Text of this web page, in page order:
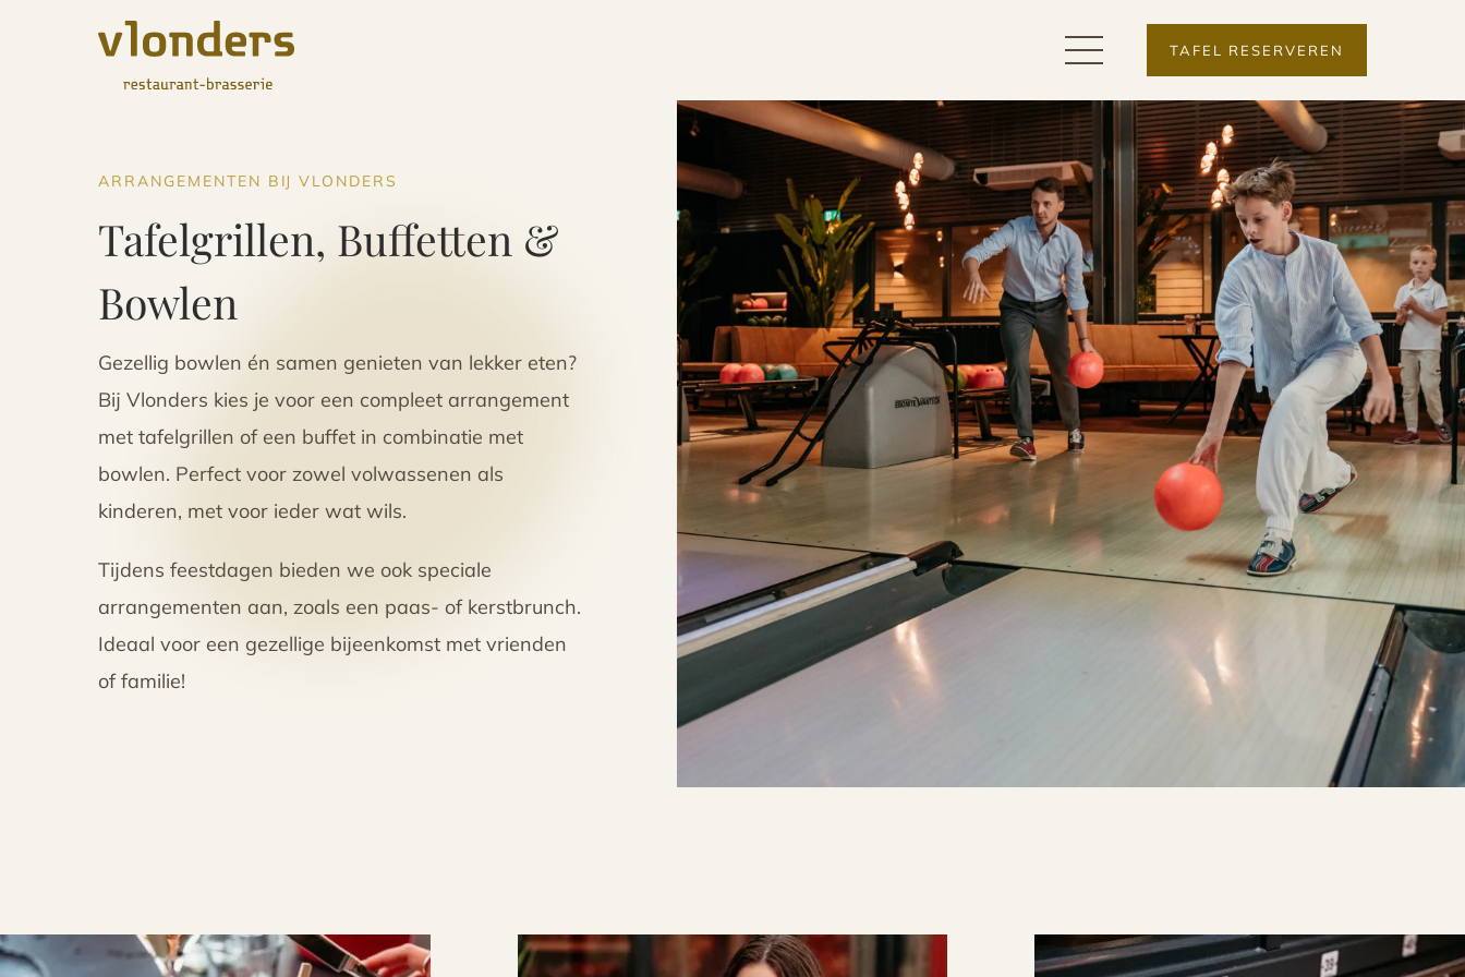
TAFEL RESERVEREN
ARRANGEMENTEN BIJ VLONDERS
Tafelgrillen, Buffetten &
Bowlen
Gezellig bowlen én samen genieten van lekker eten?
Bij Vlonders kies je voor een compleet arrangement
met tafelgrillen of een buffet in combinatie met
bowlen. Perfect voor zowel volwassenen als
kinderen, met voor ieder wat wils.
Tijdens feestdagen bieden we ook speciale
arrangementen aan, zoals een paas- of kerstbrunch.
Ideaal voor een gezellige bijeenkomst met vrienden
of familie!